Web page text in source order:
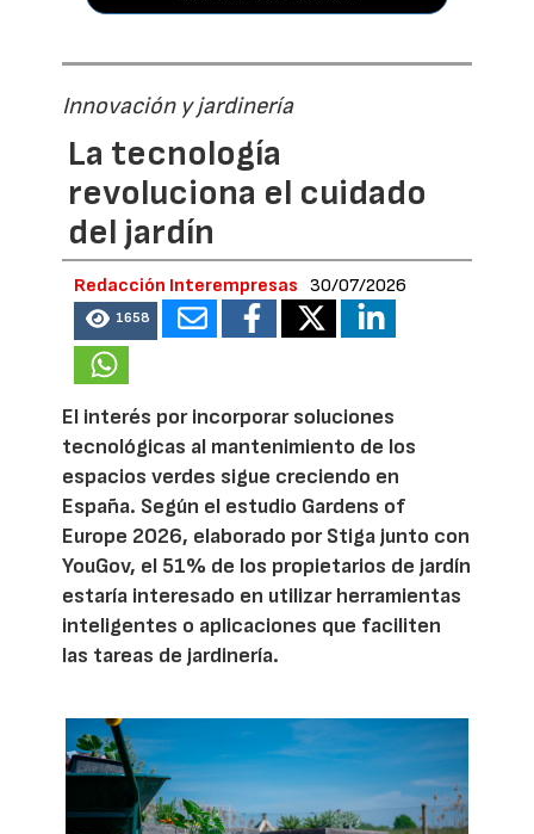
Innovación y jardinería
La tecnología
revoluciona el cuidado
del jardín
Redacción Interempresas 30/07/2026
1658
El interés por incorporar soluciones
tecnológicas al mantenimiento de los
espacios verdes sigue creciendo en
España. Según el estudio Gardens of
Europe 2026, elaborado por Stiga junto con
YouGov, el 51% de los propietarios de jardín
estaría interesado en utilizar herramientas
inteligentes o aplicaciones que faciliten
las tareas de jardinería.